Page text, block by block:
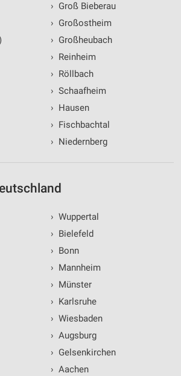
› Groß Bieberau
› Großostheim
› Großheubach
› Reinheim
› Röllbach
› Schaafheim
› Hausen
› Fischbachtal
› Niedernberg
› Wuppertal
› Bielefeld
› Bonn
› Mannheim
› Münster
› Karlsruhe
› Wiesbaden
› Augsburg
› Gelsenkirchen
› Aachen